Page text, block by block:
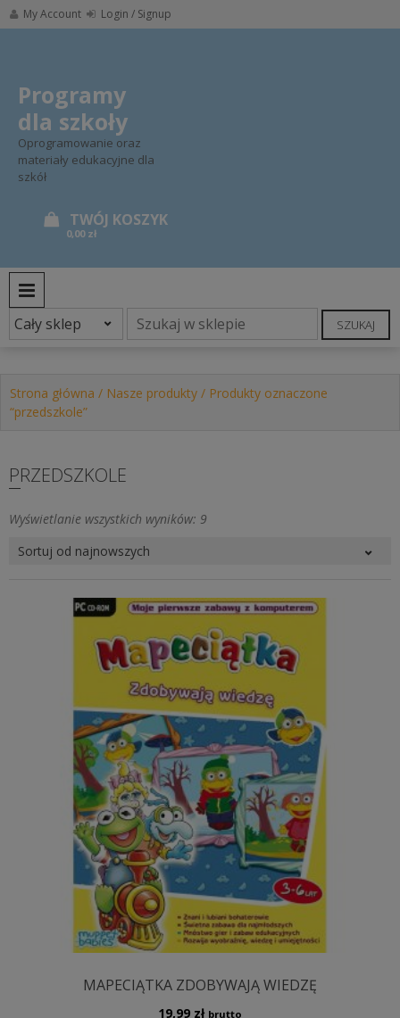
Skip
to
My Account Login / Signup
Programy
dla szkoły
Oprogramowanie oraz
materiały edukacyjne dla
szkół
0,00 zł
SZUKAJ
Strona główna / Nasze produkty / Produkty oznaczone
“przedszkole”
PRZEDSZKOLE
Wyświetlanie wszystkich wyników: 9
MAPECIĄTKA ZDOBYWAJĄ WIEDZĘ
19,99 zł brutto